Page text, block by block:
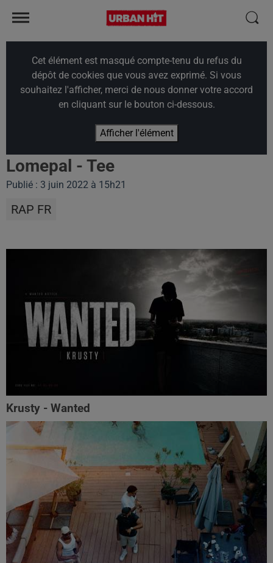
Cet élément est masqué compte-tenu du refus du
dépôt de cookies que vous avez exprimé. Si vous
souhaitez l'afficher, merci de nous donner votre accord
en cliquant sur le bouton ci-dessous.
Afficher l'élément
Lomepal - Tee
Publié : 3 juin 2022 à 15h21
RAP FR
Krusty - Wanted